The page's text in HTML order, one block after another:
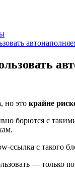
но это крайне
борются с
ссылка с такого
— только